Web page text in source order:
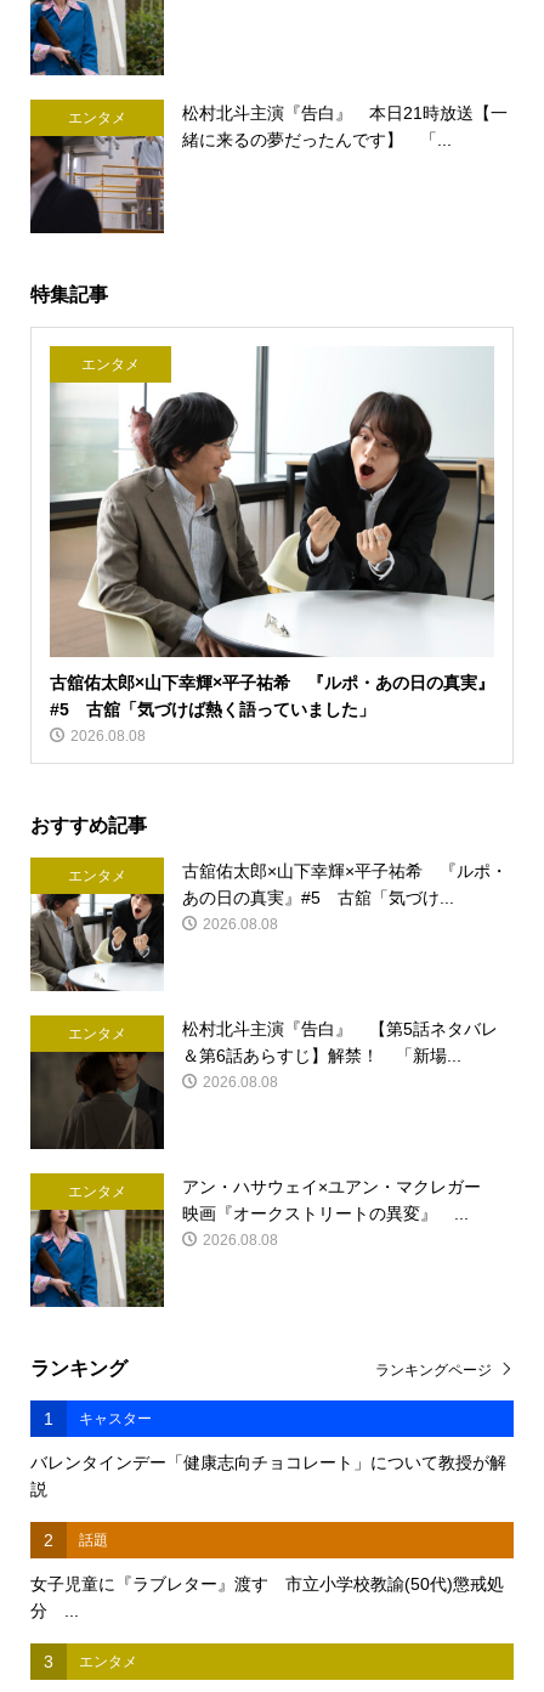
エンタメ
松村北斗主演『告白』 本日21時放送【一
緒に来るの夢だったんです】 「...
特集記事
エンタメ
古舘佑太郎×山下幸輝×平子祐希 『ルポ・あの日の真実』
#5 古舘「気づけば熱く語っていました」
2026.08.08
おすすめ記事
エンタメ
古舘佑太郎×山下幸輝×平子祐希 『ルポ・
あの日の真実』#5 古舘「気づけ...
2026.08.08
エンタメ
松村北斗主演『告白』 【第5話ネタバレ
＆第6話あらすじ】解禁！ 「新場...
2026.08.08
エンタメ
アン・ハサウェイ×ユアン・マクレガー
映画『オークストリートの異変』 ...
2026.08.08
ランキング
1 キャスター
バレンタインデー「健康志向チョコレート」について教授が解
説
2 話題
女子児童に『ラブレター』渡す 市立小学校教諭(50代)懲戒処
分 ...
3 エンタメ
ランキングページ